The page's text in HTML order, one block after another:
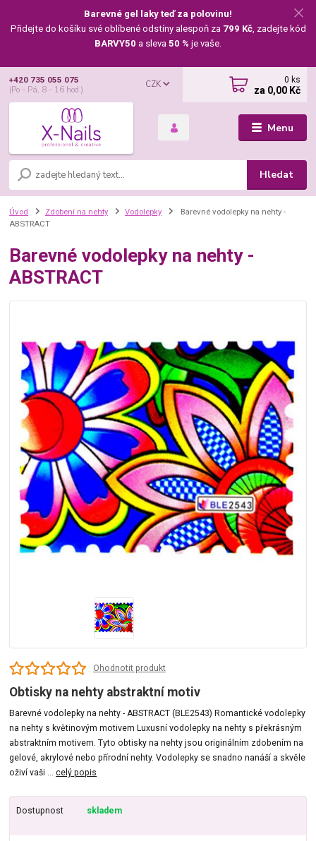
Barevné gel laky teď za polovinu!
Přidejte do košíku své oblíbené odstíny alespoň za 799 Kč, zadejte kód
BARVY50 a sleva 50 % je vaše.
Menu
CZK
Hledat
+420 735 055 075
(Po - Pá, 8 - 16 hod.)
0 ks
za 0,00 Kč
Úvod Zdobení na nehty Vodolepky
Barevné vodolepky na nehty -
ABSTRACT
Barevné vodolepky na nehty -
ABSTRACT
Ohodnotit produkt
Obtisky na nehty abstraktní motiv
Barevné vodolepky na nehty - ABSTRACT (BLE2543) Romantické vodolepky
na nehty s květinovým motivem Luxusní vodolepky na nehty s překrásným
abstraktním motivem. Tyto obtisky na nehty jsou originálním zdobením na
gelové, akrylové nebo přírodní nehty. Vodolepky se snadno nanáší a skvěle
oživí vaši ...celý popis
Dostupnost skladem